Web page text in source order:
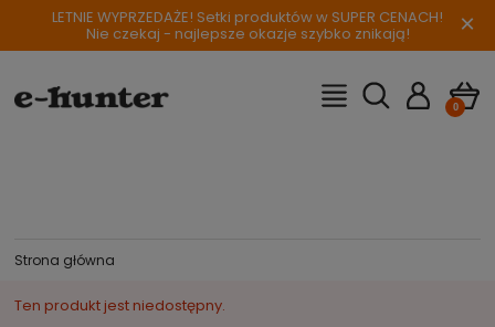
LETNIE WYPRZEDAŻE! Setki produktów w SUPER CENACH!
Nie czekaj - najlepsze okazje szybko znikają! ×
Strona główna
Ten produkt jest niedostępny.